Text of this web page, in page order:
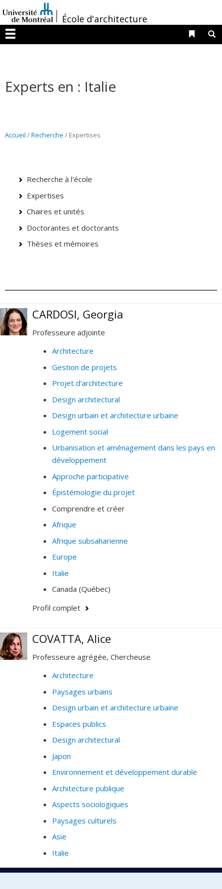
au
contenu
/École d'architecture
Menu
Liens
Experts en : Italie
Accueil /Recherche / Expertises
Recherche à l'école
Expertises
Chaires et unités
Doctorantes et doctorants
Thèses et mémoires
CARDOSI, Georgia
Professeure adjointe
Architecture
Gestion de projets
Projet d'architecture
Design architectural
Design urbain et architecture urbaine
Logement social
Urbanisation et aménagement dans les pays en
développement
Approche participative
Épistémologie du projet
Comprendre et créer
Afrique
Afrique subsaharienne
Europe
Italie
Canada (Québec)
Profil complet
COVATTA, Alice
Professeure agrégée, Chercheuse
Architecture
Paysages urbains
Design urbain et architecture urbaine
Espaces publics
Design architectural
Japon
Environnement et développement durable
Architecture publique
Aspects sociologiques
Paysages culturels
Asie
Italie
Profil complet